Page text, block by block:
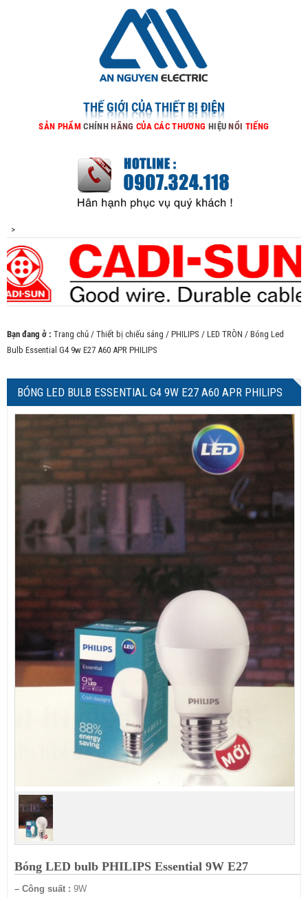
THẾ GIỚI CỦA THIẾT BỊ ĐIỆN
SẢN PHẨM CHÍNH HÃNG CỦA CÁC THƯƠNG HIỆU NỔI TIẾNG
>
Bạn đang ở : Trang chủ / Thiết bị chiếu sáng / PHILIPS / LED TRÒN / Bóng Led
Bulb Essential G4 9w E27 A60 APR PHILIPS
BÓNG LED BULB ESSENTIAL G4 9W E27 A60 APR PHILIPS
Bóng LED bulb PHILIPS Essential 9W E27
– Công suất : 9W